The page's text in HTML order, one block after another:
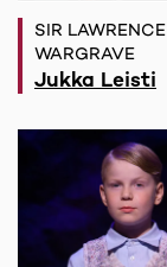
SIR LAWRENCE
WARGRAVE
Jukka Leisti